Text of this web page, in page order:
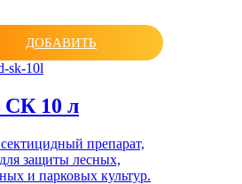
ДОБАВИТЬ
СК 10 л
препарат,
защиты лесных,
и парковых культур.